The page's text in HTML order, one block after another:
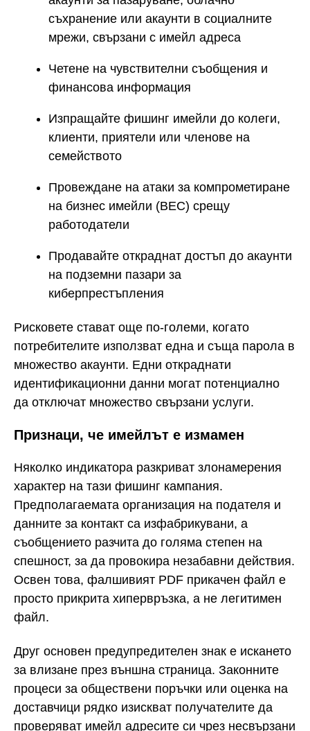
съхранение или акаунти в социалните
мрежи, свързани с имейл адреса
Четене на чувствителни съобщения и
финансова информация
Изпращайте фишинг имейли до колеги,
клиенти, приятели или членове на
семейството
Провеждане на атаки за компрометиране
на бизнес имейли (BEC) срещу
работодатели
Продавайте откраднат достъп до акаунти
на подземни пазари за
киберпрестъпления
Рисковете стават още по-големи, когато
потребителите използват една и съща парола в
множество акаунти. Едни откраднати
идентификационни данни могат потенциално
да отключат множество свързани услуги.
Признаци, че имейлът е измамен
Няколко индикатора разкриват злонамерения
характер на тази фишинг кампания.
Предполагаемата организация на подателя и
данните за контакт са изфабрикувани, а
съобщението разчита до голяма степен на
спешност, за да провокира незабавни действия.
Освен това, фалшивият PDF прикачен файл е
просто прикрита хипервръзка, а не легитимен
файл.
Друг основен предупредителен знак е искането
за влизане през външна страница. Законните
процеси за обществени поръчки или оценка на
доставчици рядко изискват получателите да
проверяват имейл адресите си чрез несвързани